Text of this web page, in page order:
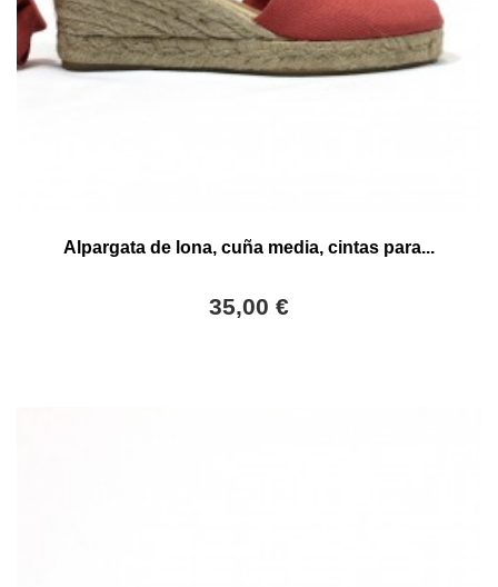
Alpargata de lona, cuña media, cintas para...
35,00 €